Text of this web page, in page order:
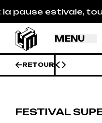
tout Le
MENU
RETOUR
FESTIVAL